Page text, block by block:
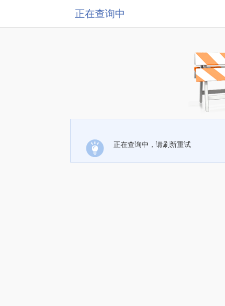
正在查询中
正在查询中，请刷新重试